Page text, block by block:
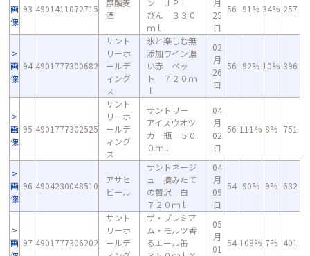
画
像
93 4901411072715
麒麟麦
酒
ン ＪＰＬ
びん ３３０
ｍｌ
月
25
日
56 91% 34% 257
画
像
94 4901777300682
サント
リーホ
ールデ
ィング
ス
氷と楽しむ無
添加ワイン濃
い赤 ペッ
ト ７２０ｍ
ｌ
02
月
26
日
56 92% 10% 396
画
像
95 4901777302525
サント
リーホ
ールデ
ィング
ス
サントリー
アイスウオツ
カ 瓶 ５０
０ｍｌ
04
月
02
日
56 111% 8% 751
画
像
96 4904230048510
アサヒ
ビール
サントネージ
ュ 摘みたて
の贅沢 白
７２０ｍｌ
04
月
09
日
54 90% 9% 632
画 97 4901777306202
サント
リーホ
ールデ
ザ・プレミア
ム・モルツ香
るエール缶
05
月
01
54 108% 7% 401